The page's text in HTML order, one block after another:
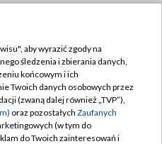
TVP
zgody
aby wyrazić zgody na
śledzenia i zbierania danych,
końcowym i ich
Twoich danych osobowych przez
(zwaną dalej również „TVP”),
oraz pozostałych Zaufanych
(w tym do
do Twoich zainteresowań i